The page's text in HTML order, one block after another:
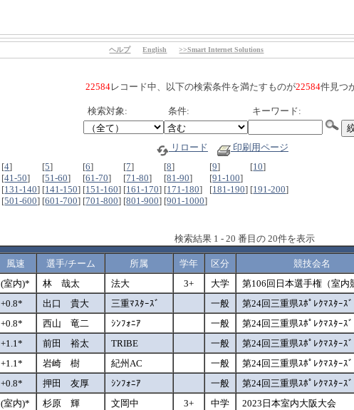
ヘルプ English >>Smart Internet Solutions
22584レコード中、以下の検索条件を満たすものが22584件見つ
検索対象: 条件: キーワード:
リロード
印刷用ページ
[4] [5] [6] [7] [8] [9] [10]
[41-50] [51-60] [61-70] [71-80] [81-90] [91-100]
[131-140] [141-150] [151-160] [161-170] [171-180] [181-190] [191-200]
[501-600] [601-700] [701-800] [801-900] [901-1000]
検索結果 1 - 20 番目の 20件を表示
風速 選手/チーム 所属 学年 区分 競技会名
(室内)* 林 哉太 法大 3+ 大学 第106回日本選手権（室内
+0.8* 出口 貴大 三重ﾏｽﾀｰｽﾞ 一般 第24回三重県ｽﾎﾟﾚｸﾏｽﾀｰｽﾞ
+0.8* 西山 竜二 ｼﾝﾌｫﾆｱ 一般 第24回三重県ｽﾎﾟﾚｸﾏｽﾀｰｽﾞ
+1.1* 前田 裕太 TRIBE 一般 第24回三重県ｽﾎﾟﾚｸﾏｽﾀｰｽﾞ
+1.1* 岩崎 樹 紀州AC 一般 第24回三重県ｽﾎﾟﾚｸﾏｽﾀｰｽﾞ
+0.8* 押田 友厚 ｼﾝﾌｫﾆｱ 一般 第24回三重県ｽﾎﾟﾚｸﾏｽﾀｰｽﾞ
(室内)* 杉原 輝 文岡中 3+ 中学 2023日本室内大阪大会